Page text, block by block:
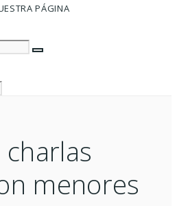
PÁGINA
charlas
menores